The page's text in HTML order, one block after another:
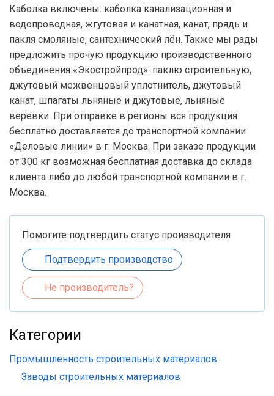
Каболка включены: каболка канализационная и
водопроводная, жгутовая и канатная, канат, прядь и
пакля смоляные, сантехнический лён. Также мы рады
предложить прочую продукцию производственного
объединения «Экостройпрод»: паклю строительную,
джутовый межвенцовый уплотнитель, джутовый
канат, шпагаты льняные и джутовые, льняные
верёвки. При отправке в регионы вся продукция
бесплатно доставляется до транспортной компании
«Деловые линии» в г. Москва. При заказе продукции
от 300 кг возможная бесплатная доставка до склада
клиента либо до любой транспортной компании в г.
Москва.
Помогите подтвердить статус производителя
Подтвердить производство
Не производитель?
Категории
Промышленность строительных материалов
Заводы строительных материалов